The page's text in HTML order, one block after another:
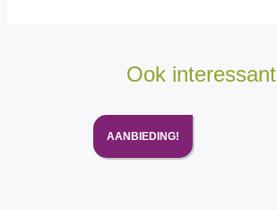
Ook interessant
AANBIEDING!